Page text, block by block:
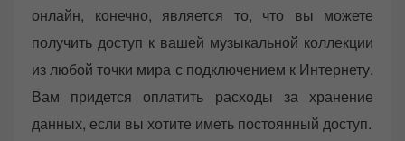
онлайн, конечно, является то, что вы можете
получить доступ к вашей музыкальной коллекции
из любой точки мира с подключением к Интернету.
Вам придется оплатить расходы за хранение
данных, если вы хотите иметь постоянный доступ.